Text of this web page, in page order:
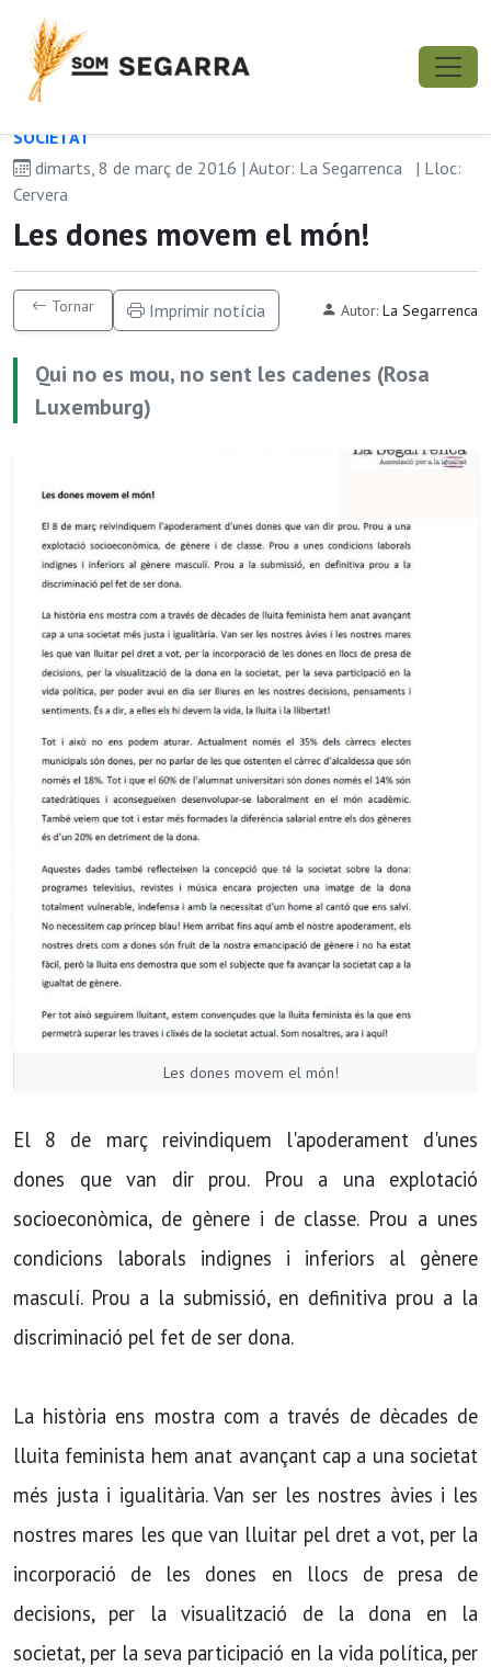
SOCIETAT
dimarts, 8 de març de 2016 | Autor: La Segarrenca
| Lloc:
Cervera
Les dones movem el món!
Tornar Imprimir notícia Autor: La Segarrenca
Qui no es mou, no sent les cadenes (Rosa
Luxemburg)
Les dones movem el món!
El 8 de març reivindiquem l'apoderament d'unes
dones que van dir prou. Prou a una explotació
socioeconòmica, de gènere i de classe. Prou a unes
condicions laborals indignes i inferiors al gènere
masculí. Prou a la submissió, en definitiva prou a la
discriminació pel fet de ser dona.
La història ens mostra com a través de dècades de
lluita feminista hem anat avançant cap a una societat
més justa i igualitària. Van ser les nostres àvies i les
nostres mares les que van lluitar pel dret a vot, per la
incorporació de les dones en llocs de presa de
decisions, per la visualització de la dona en la
societat, per la seva participació en la vida política, per